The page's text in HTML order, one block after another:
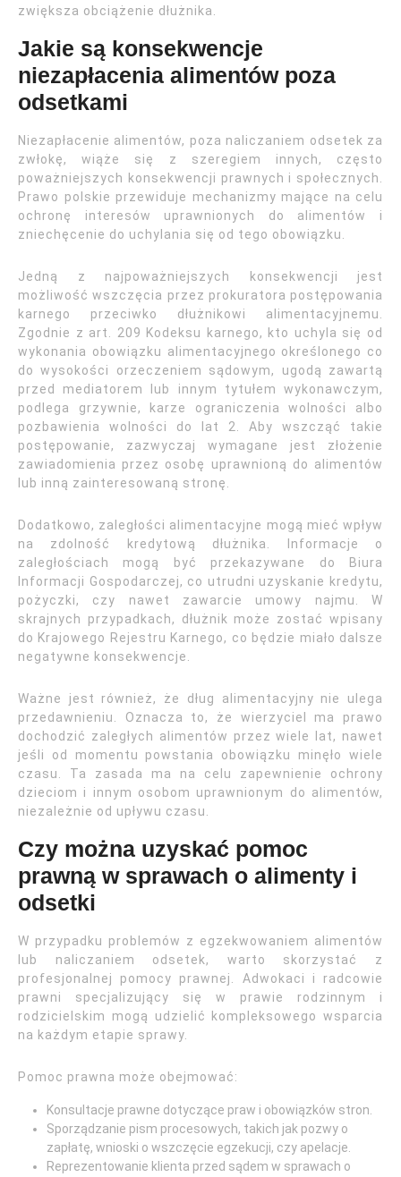
zwiększa obciążenie dłużnika.
Jakie są konsekwencje
niezapłacenia alimentów poza
odsetkami
Niezapłacenie alimentów, poza naliczaniem odsetek za
zwłokę, wiąże się z szeregiem innych, często
poważniejszych konsekwencji prawnych i społecznych.
Prawo polskie przewiduje mechanizmy mające na celu
ochronę interesów uprawnionych do alimentów i
zniechęcenie do uchylania się od tego obowiązku.
Jedną z najpoważniejszych konsekwencji jest
możliwość wszczęcia przez prokuratora postępowania
karnego przeciwko dłużnikowi alimentacyjnemu.
Zgodnie z art. 209 Kodeksu karnego, kto uchyla się od
wykonania obowiązku alimentacyjnego określonego co
do wysokości orzeczeniem sądowym, ugodą zawartą
przed mediatorem lub innym tytułem wykonawczym,
podlega grzywnie, karze ograniczenia wolności albo
pozbawienia wolności do lat 2. Aby wszcząć takie
postępowanie, zazwyczaj wymagane jest złożenie
zawiadomienia przez osobę uprawnioną do alimentów
lub inną zainteresowaną stronę.
Dodatkowo, zaległości alimentacyjne mogą mieć wpływ
na zdolność kredytową dłużnika. Informacje o
zaległościach mogą być przekazywane do Biura
Informacji Gospodarczej, co utrudni uzyskanie kredytu,
pożyczki, czy nawet zawarcie umowy najmu. W
skrajnych przypadkach, dłużnik może zostać wpisany
do Krajowego Rejestru Karnego, co będzie miało dalsze
negatywne konsekwencje.
Ważne jest również, że dług alimentacyjny nie ulega
przedawnieniu. Oznacza to, że wierzyciel ma prawo
dochodzić zaległych alimentów przez wiele lat, nawet
jeśli od momentu powstania obowiązku minęło wiele
czasu. Ta zasada ma na celu zapewnienie ochrony
dzieciom i innym osobom uprawnionym do alimentów,
niezależnie od upływu czasu.
Czy można uzyskać pomoc
prawną w sprawach o alimenty i
odsetki
W przypadku problemów z egzekwowaniem alimentów
lub naliczaniem odsetek, warto skorzystać z
profesjonalnej pomocy prawnej. Adwokaci i radcowie
prawni specjalizujący się w prawie rodzinnym i
rodzicielskim mogą udzielić kompleksowego wsparcia
na każdym etapie sprawy.
Pomoc prawna może obejmować:
Konsultacje prawne dotyczące praw i obowiązków stron.
Sporządzanie pism procesowych, takich jak pozwy o
zapłatę, wnioski o wszczęcie egzekucji, czy apelacje.
Reprezentowanie klienta przed sądem w sprawach o